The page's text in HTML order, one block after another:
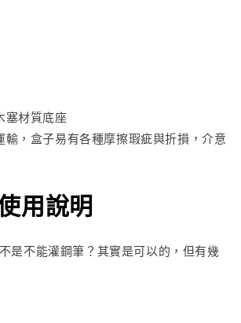
塞材質底座
輸，盒子易有各種摩擦瑕疵與折損，介意
用說明
是不能灌鋼筆？其實是可以的，但有幾